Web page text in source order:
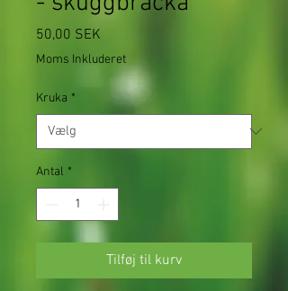
50,00 SEK
Moms Inkluderet
Kruka *
Antal *
Tilføj til kurv